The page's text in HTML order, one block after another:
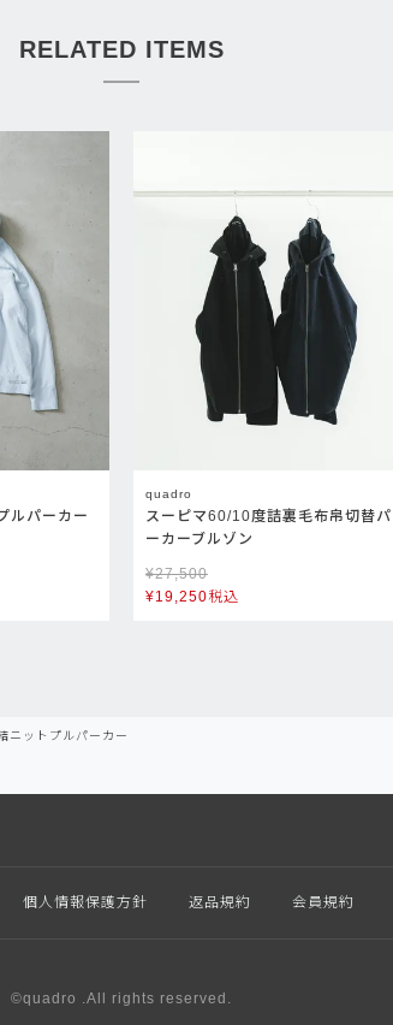
RELATED ITEMS
ルパーカー
quadro
スーピマ60/10度詰裏毛布帛切替パ
ーカーブルゾン
¥27,500
¥19,250税込
ニットプルパーカー
個人情報保護方針 返品規約 会員規約
©quadro .All rights reserved.